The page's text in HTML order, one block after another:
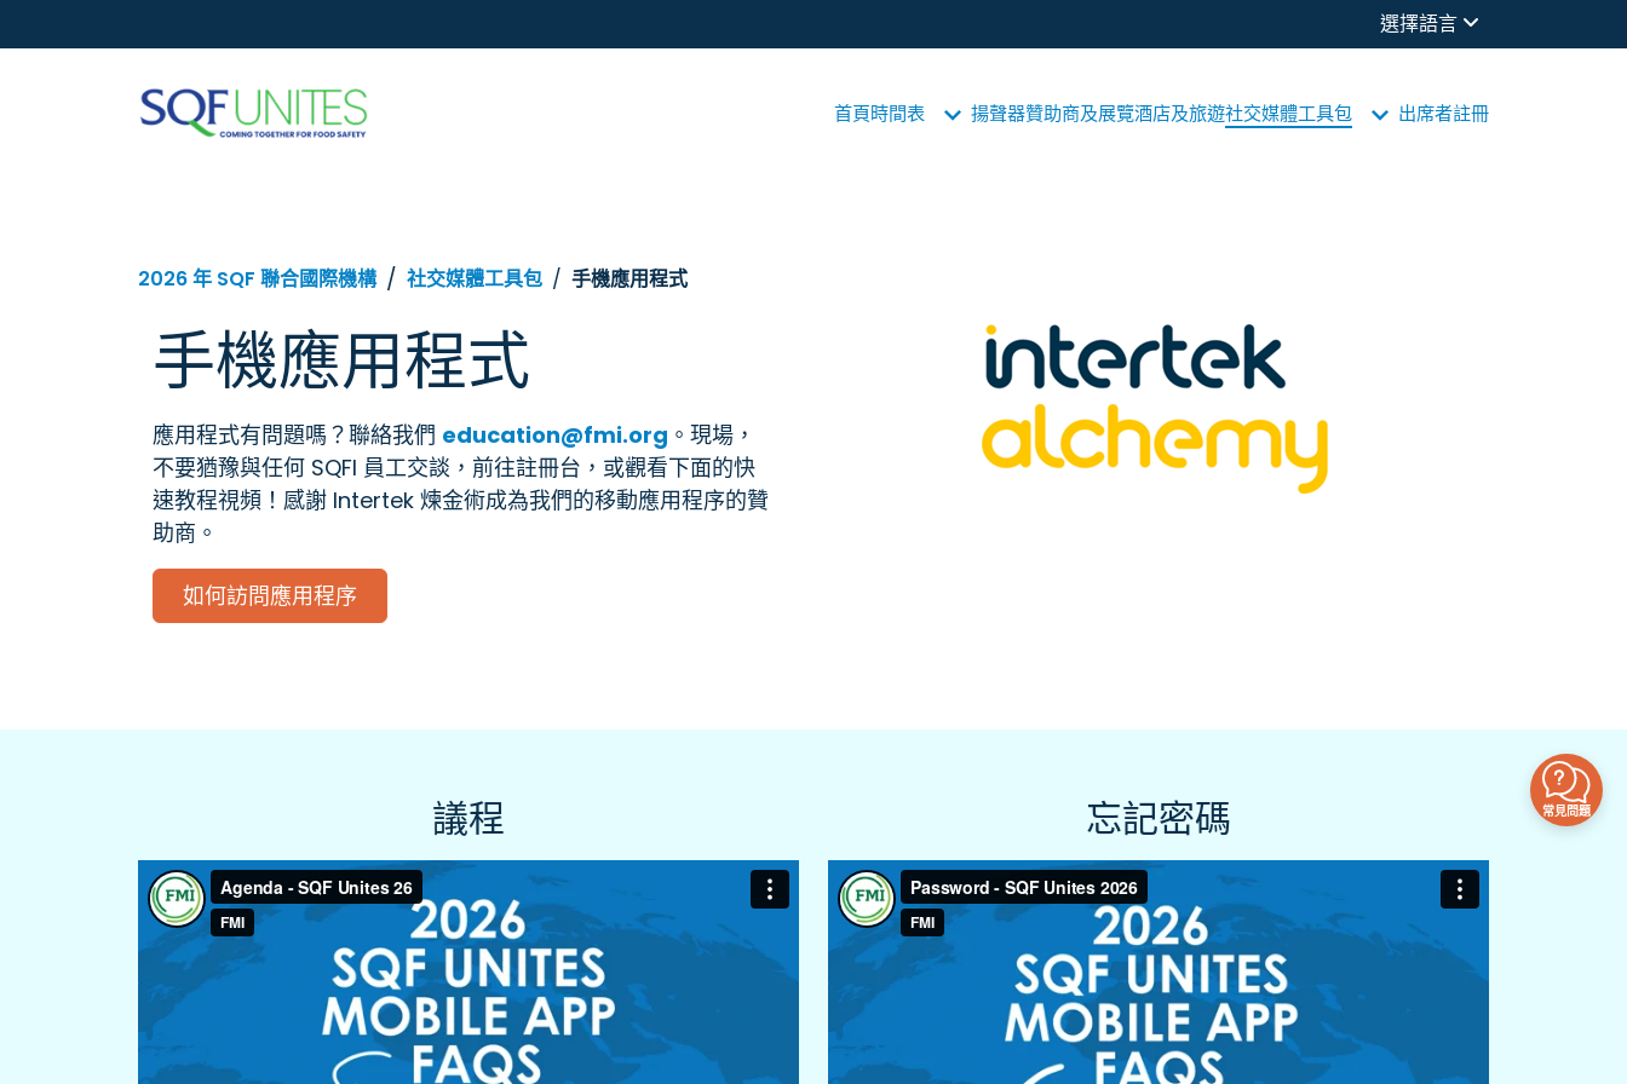
選擇語言
首頁時間表 揚聲器贊助商及展覽酒店及旅遊社交媒體工具包 出席者註冊
2026 年 SQF 聯合國際機構 社交媒體工具包 手機應用程式
手機應用程式
應用程式有問題嗎？聯絡我們 education@fmi.org 。現場，
不要猶豫與任何 SQFI 員工交談，前往註冊台，或觀看下面的快
速教程視頻！感謝 Intertek 煉金術成為我們的移動應用程序的贊
助商。
如何訪問應用程序
議程 忘記密碼 常見問題